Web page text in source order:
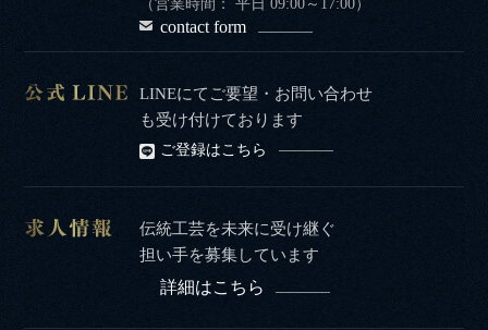
contact form
LINEにてご要望・お問い合わせ
も受け付けております
ご登録はこちら
伝統工芸を未来に受け継ぐ
担い手を募集しています
詳細はこちら